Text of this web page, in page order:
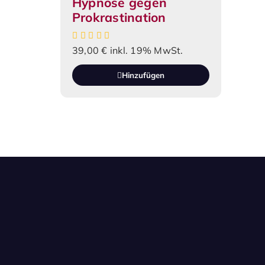
Prokrastination
39,00€ inkl. 19% MwSt.
Hinzufügen